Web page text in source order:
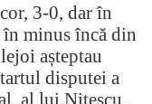
3-0, dar în
în minus încă din
așteptau
disputei a
al lui Nițescu,